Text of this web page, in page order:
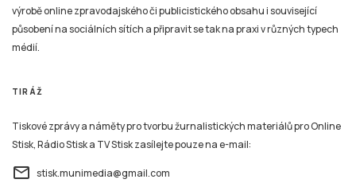
výrobě online zpravodajského či publicistického obsahu i související
působení na sociálních sítích a připravit se tak na praxi v různých typech
médií.
TIRÁŽ
Tiskové zprávy a náměty pro tvorbu žurnalistických materiálů pro Online
Stisk, Rádio Stisk a TV Stisk zasílejte pouze na e-mail:
email stisk.munimedia@gmail.com